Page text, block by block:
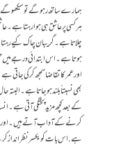
ہمارے ساتھ رہو گے تو سیکھو
ہر کسی پر عاشق ہی ہوا رہتا ہے۔
چلاتا ہے۔گریبان چاک کیے رہتا
ہوتا ہے۔ اس ابتدائی درجے میں
اور عمر کا تقاضا سمجھ کر کی
بھی نسبتاً بلند ہوجاتا ہے۔
کے بعد کچھ مزید پختگی آتی
کرنے کے آداب آتے ہیں۔ اور جب
ہے. اس بات کو یکسر نظر انداز